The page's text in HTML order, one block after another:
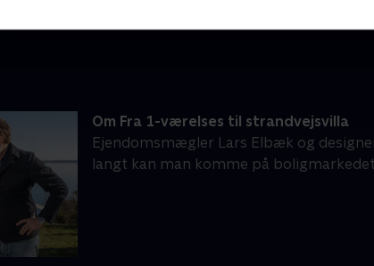
Om Fra 1-værelses til strandvejsvilla
Ejendomsmægler Lars Elbæk og
langt kan man komme på